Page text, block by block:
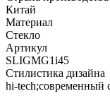
Китай
Материал
Стекло
Артикул
SLIGMG1i45
Стилистика дизайна
hi-tech;современный